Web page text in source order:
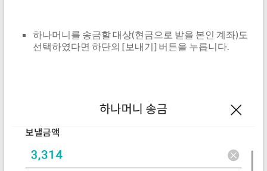
하나머니를 송금할 대상(현금으로 받을 본인 계좌)도
선택하였다면 하단의 [보내기] 버튼을 누릅니다.